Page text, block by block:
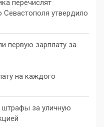
перечислят
Севастополя утвердило
первую зарплату за
на каждого
штрафы за уличную